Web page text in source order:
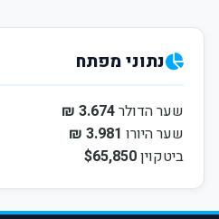
נתוני מפתח
שער הדולר3.674 ₪
שער היורו 3.981 ₪
ביטקוין$65,850